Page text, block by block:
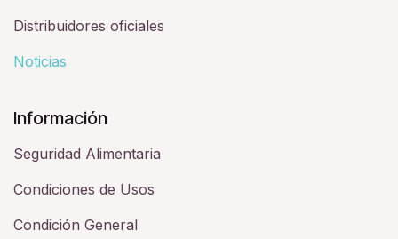
Distribuidores oficiales
Noticias
Información
Seguridad Alimentaria
Condiciones de Usos
Condición General